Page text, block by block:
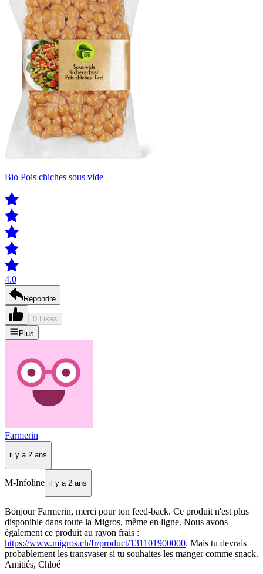
Bio Pois chiches sous vide
4.0
Répondre
0 Likes
Plus
Farmerin
il y a 2 ans
M-Infoline il y a 2 ans
Bonjour Farmerin, merci pour ton feed-back. Ce produit n'est plus
disponible dans toute la Migros, même en ligne. Nous avons
également ce produit au rayon frais :
https://www.migros.ch/fr/product/131101900000. Mais tu devrais
probablement les transvaser si tu souhaites les manger comme snack.
Amitiés, Chloé